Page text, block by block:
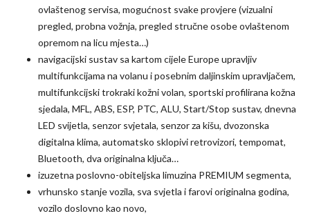
ovlaštenog servisa, mogućnost svake provjere (vizualni
pregled, probna vožnja, pregled stručne osobe ovlaštenom
opremom na licu mjesta…)
navigacijski sustav sa kartom cijele Europe upravljiv
multifunkcijama na volanu i posebnim daljinskim upravljačem,
multifunkcijski trokraki kožni volan, sportski profilirana kožna
sjedala, MFL, ABS, ESP, PTC, ALU, Start/Stop sustav, dnevna
LED svijetla, senzor svjetala, senzor za kišu, dvozonska
digitalna klima, automatsko sklopivi retrovizori, tempomat,
Bluetooth, dva originalna ključa…
izuzetna poslovno-obiteljska limuzina PREMIUM segmenta,
vrhunsko stanje vozila, sva svjetla i farovi originalna godina,
vozilo doslovno kao novo,